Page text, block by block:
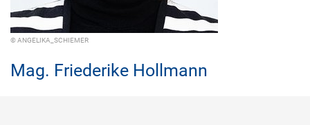
© ANGELIKA_SCHIEMER
Mag. Friederike Hollmann